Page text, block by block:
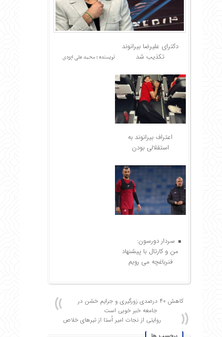
دکترای علیرضا بیرانوند
تکذیب شد
اعتراف بیرانوند به
استقلالی بودن
سردار دورسون:
من و کارتال با پیشنهاد
فنرباغچه می رویم
نویسنده : محمد علی ایزدی
کاهش ۴۰ درصدی زورگیری و جرایم خشن در
جامعه خبر خوبی است
روایتی از نجات امیر اُستا از تیرهای خلاص